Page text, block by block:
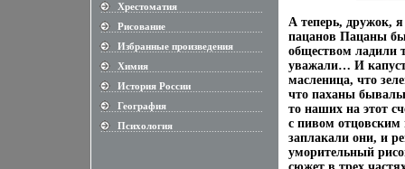
Хрестоматия
............................................................
Рисование
............................................................
Избранные произведения
............................................................
Химия
............................................................
История России
............................................................
География
............................................................
Психология
............................................................
А теперь, дружок,
пацанов Пацаны
обществом ладили
уважали… И
масленица, что
что паханы
то наших на этот
с пивом
заплакали они, и
уморительный